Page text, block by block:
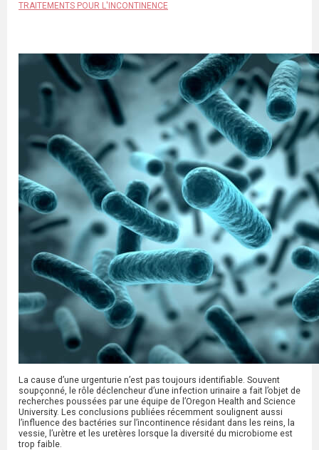
TRAITEMENTS POUR L'INCONTINENCE
La cause d’une urgenturie n’est pas toujours identifiable. Souvent
soupçonné, le rôle déclencheur d’une infection urinaire a fait l’objet de
recherches poussées par une équipe de l’Oregon Health and Science
University. Les conclusions publiées récemment soulignent aussi
l’influence des bactéries sur l’incontinence résidant dans les reins, la
vessie, l’urètre et les uretères lorsque la diversité du microbiome est
trop faible.